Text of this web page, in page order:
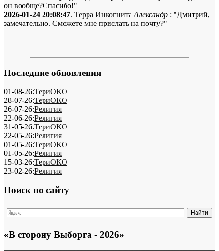
он вообще?Спасибо!"
2026-01-24 20:08:47. Терра Инкогнита Александр : "Дмитрий,
замечательно. Сможете мне прислать на почту?"
Последние обновления
01-08-26:ТериОКО
28-07-26:ТериОКО
26-07-26:Религия
22-06-26:Религия
31-05-26:ТериОКО
22-05-26:Религия
01-05-26:ТериОКО
01-05-26:Религия
15-03-26:ТериОКО
23-02-26:Религия
Поиск по сайту
«В сторону Выборга - 2026»